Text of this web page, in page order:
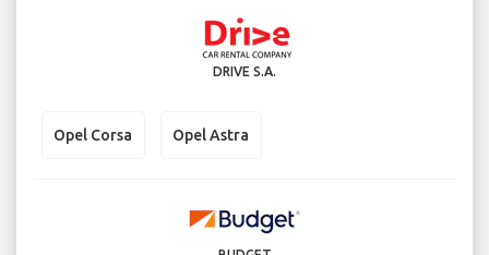
DRIVE S.A.
Opel Corsa Opel Astra